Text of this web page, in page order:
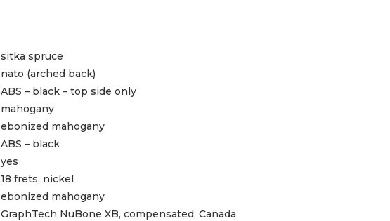
sitka spruce
nato (arched back)
ABS – black – top side only
mahogany
ebonized mahogany
ABS – black
yes
18 frets; nickel
ebonized mahogany
GraphTech NuBone XB, compensated; Canada